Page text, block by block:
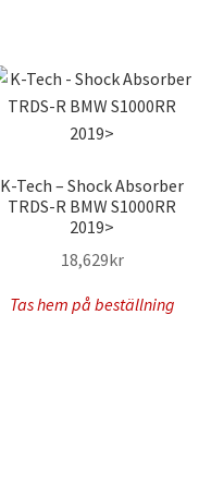
K-Tech – Shock Absorber
TRDS-R BMW S1000RR
2019>
18,629kr
Tas hem på beställning